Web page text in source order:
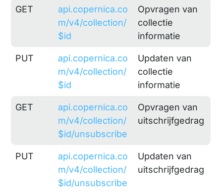
GET
api.copernica.co
m/v4/collection/
$id
Opvragen van
collectie
informatie
PUT
api.copernica.co
m/v4/collection/
$id
Updaten van
collectie
informatie
GET
api.copernica.co
m/v4/collection/
$id/unsubscribe
Opvragen van
uitschrijfgedrag
PUT
api.copernica.co
m/v4/collection/
$id/unsubscribe
Updaten van
uitschrijfgedrag